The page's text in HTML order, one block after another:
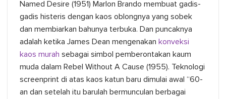
Named Desire (1951) Marlon Brando membuat gadis-
gadis histeris dengan kaos oblongnya yang sobek
dan membiarkan bahunya terbuka. Dan puncaknya
adalah ketika James Dean mengenakan konveksi
kaos murah sebagai simbol pemberontakan kaum
muda dalam Rebel Without A Cause (1955). Teknologi
screenprint di atas kaos katun baru dimulai awal “60-
an dan setelah itu barulah bermunculan berbagai